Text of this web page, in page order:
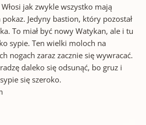
jak zwykle wszystko mają
pokaz. Jedyny bastion, który pozostał
To miał być nowy Watykan, ale i tu
sypie. Ten wielki moloch na
nogach zaraz zacznie się wywracać.
daleko się odsunąć, bo gruz i
się szeroko.